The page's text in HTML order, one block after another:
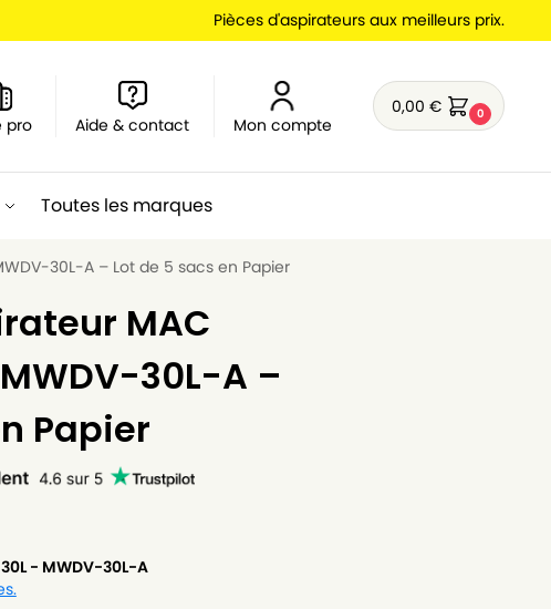
Pièces d'aspirateurs aux meilleurs prix.
pro Aide & contact Mon compte
0,00€ 0
Toutes les marques
30L-A – Lot de 5 sacs en Papier
MAC
MWDV-30L-A –
Papier
30L - MWDV-30L-A